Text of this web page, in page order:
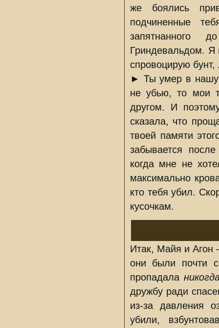
же боялись
подчиненные
запятнанного
Гриндевальдом. Я
спровоцирую
► Ты умер в нашу
не убью, то мои
другом. И
сказала, что
твоей памяти
забывается
когда мне не
максимально
кто тебя убил.
кусочкам.
Итак, Майя и
они были почти
пропадала
дружбу ради
из-за давления
убили,